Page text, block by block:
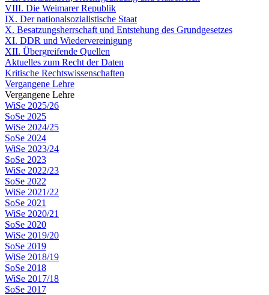
VIII. Die Weimarer Republik
IX. Der nationalsozialistische Staat
X. Besatzungsherrschaft und Entstehung des Grundgesetzes
XI. DDR und Wiedervereinigung
XII. Übergreifende Quellen
Aktuelles zum Recht der Daten
Kritische Rechtswissenschaften
Vergangene Lehre
Vergangene Lehre
WiSe 2025/26
SoSe 2025
WiSe 2024/25
SoSe 2024
WiSe 2023/24
SoSe 2023
WiSe 2022/23
SoSe 2022
WiSe 2021/22
SoSe 2021
WiSe 2020/21
SoSe 2020
WiSe 2019/20
SoSe 2019
WiSe 2018/19
SoSe 2018
WiSe 2017/18
SoSe 2017